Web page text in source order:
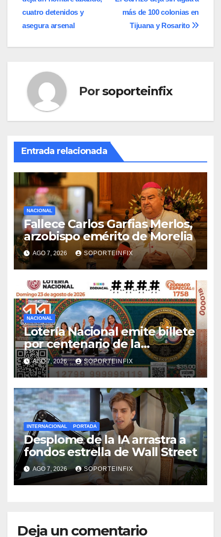
de
entradas
más de 100 colonias en
Tijuana y Rosarito
cuatro detenidos y
asegura arsenal
Porsoporteinfix
Entrada relacionada
NACIONAL
Fallece Carlos Garfias Merlos,
arzobispo emérito de Morelia
AGO 7, 2026 SOPORTEINFIX
NACIONAL
Lotería Nacional emite billete
por centenario de la
Asociación de Scouts en
México
AGO 7, 2026 SOPORTEINFIX
INTERNACIONAL PORTADA
Desplome de la IA arrastra a
fondos estrella de Wall Street
AGO 7, 2026 SOPORTEINFIX
Deja un comentario